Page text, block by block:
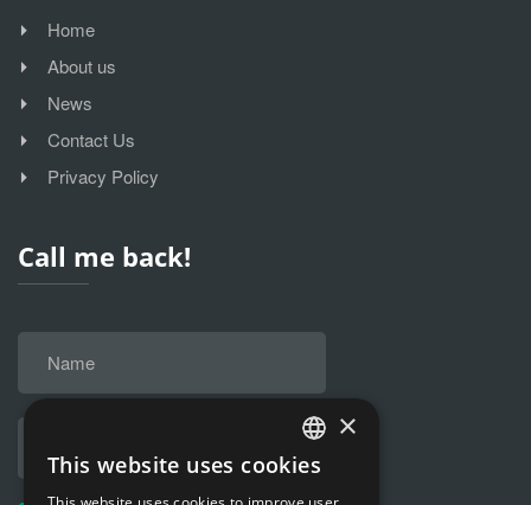
Home
About us
News
Contact Us
Privacy Policy
Call me back!
HUNGARIAN
×
This website uses cookies